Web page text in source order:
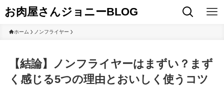
お肉屋さんジョニーBLOG
ホーム ノンフライヤー
【結論】ノンフライヤーはまずい？まず
く感じる5つの理由とおいしく使うコツ